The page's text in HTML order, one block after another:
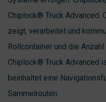
Chiplock® Truck Advanced.
zeigt, verarbeitet und
Rollcontainer und die
Chiplock® Truck Advanced
beinhaltet eine
Sammelrouten.